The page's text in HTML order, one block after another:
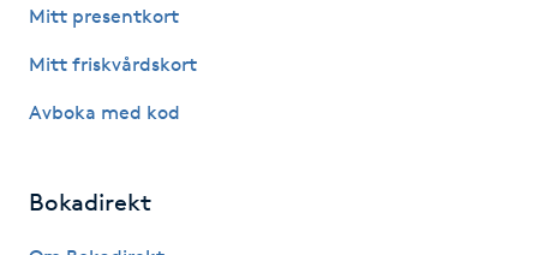
Gellack
Gellack med förstärkning
Gravidmassage
Mitt presentkort
Mitt friskvårdskort
Avboka med kod
Bokadirekt